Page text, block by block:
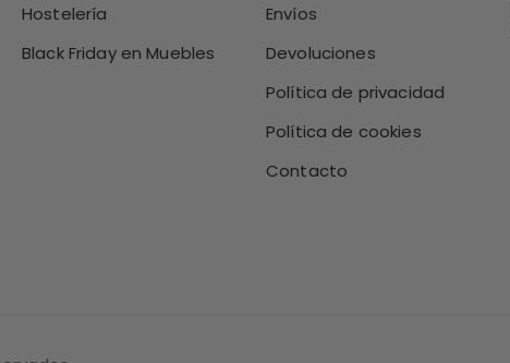
Hostelería
Black Friday en Muebles
Envíos
Devoluciones
Política de privacidad
Política de cookies
Contacto